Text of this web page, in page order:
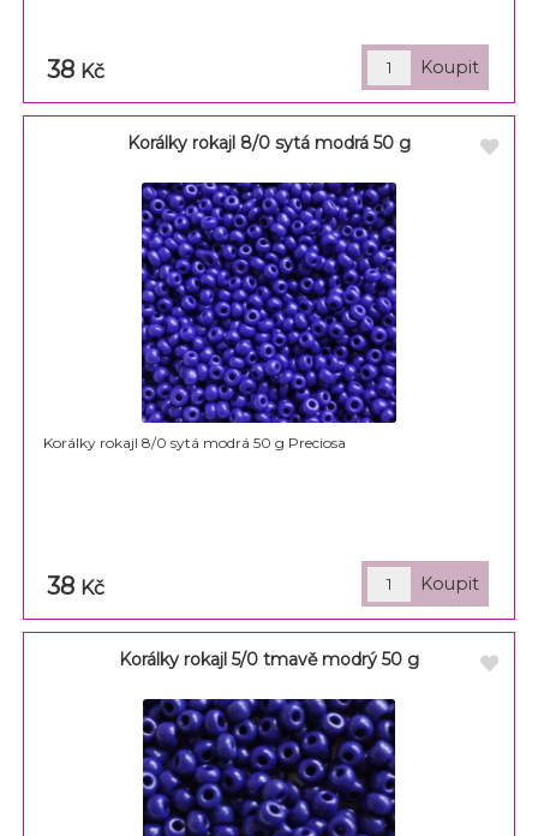
38 Kč
Korálky rokajl 8/0 sytá modrá 50 g
Korálky rokajl 8/0 sytá modrá 50 g Preciosa
38 Kč
Korálky rokajl 5/0 tmavě modrý 50 g